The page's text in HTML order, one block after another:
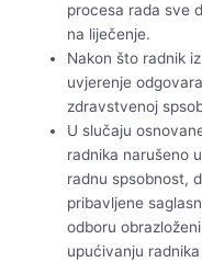
procesa rada sve
na liječenje.
Nakon što radnik
uvjerenje
zdravstvenoj
U slučaju
radnika narušeno
radnu spsobnost,
pribavljene
odboru
upućivanju